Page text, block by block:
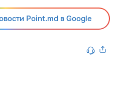
Point.md в Google